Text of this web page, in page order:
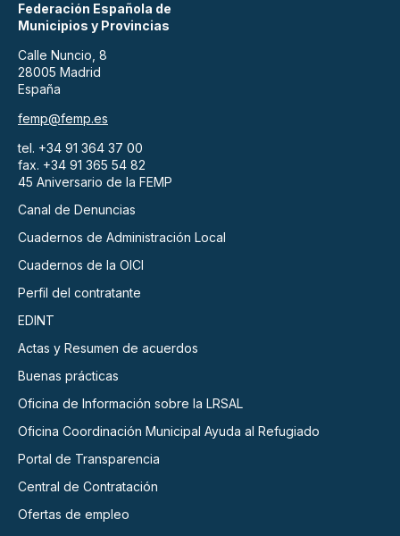
Federación Española de
Municipios y Provincias
Calle Nuncio, 8
28005 Madrid
España
femp@femp.es
tel. +34 91 364 37 00
fax. +34 91 365 54 82
45 Aniversario de la FEMP
Canal de Denuncias
Cuadernos de Administración Local
Cuadernos de la OICI
Perfil del contratante
EDINT
Actas y Resumen de acuerdos
Buenas prácticas
Oficina de Información sobre la LRSAL
Oficina Coordinación Municipal Ayuda al Refugiado
Portal de Transparencia
Central de Contratación
Ofertas de empleo